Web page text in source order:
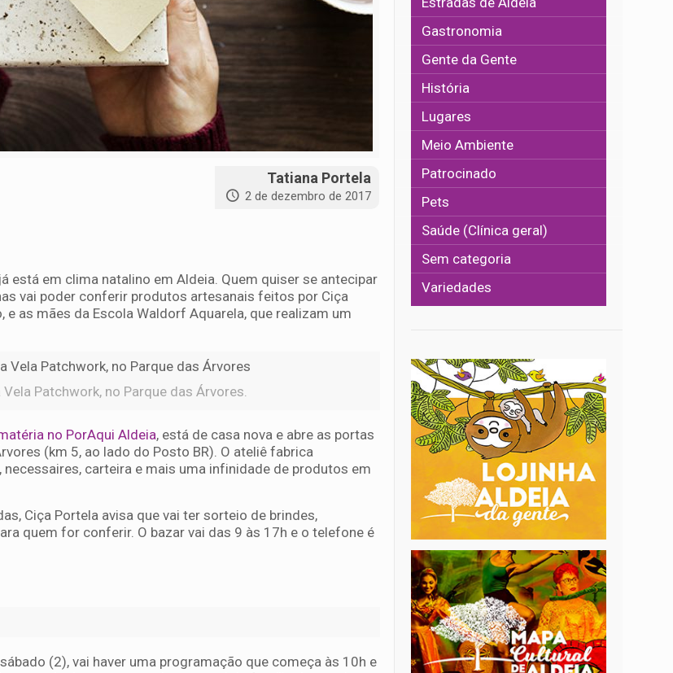
Tatiana Portela
2 de dezembro de 2017
está em clima natalino em Aldeia. Quem quiser se antecipar
vai poder conferir produtos artesanais feitos por Ciça
e as mães da Escola Waldorf Aquarela, que realizam um
Patchwork, no Parque das Árvores.
no PorAqui Aldeia, está de casa nova e abre as portas
(km 5, ao lado do Posto BR). O ateliê fabrica
carteira e mais uma infinidade de produtos em
Ciça Portela avisa que vai ter sorteio de brindes,
quem for conferir. O bazar vai das 9 às 17h e o telefone é
(2), vai haver uma programação que começa às 10h e
Gastronomia
Gente da Gente
História
Lugares
Meio Ambiente
Patrocinado
Pets
Saúde (Clínica geral)
Sem categoria
Variedades